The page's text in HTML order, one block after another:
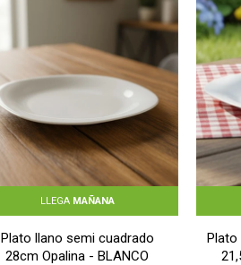
LLEGA MAÑANA
Plato llano semi cuadrado
28cm Opalina - BLANCO
Plato